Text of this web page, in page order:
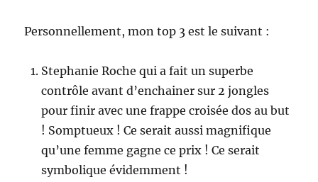
Personnellement, mon top 3 est le suivant :
Stephanie Roche qui a fait un superbe
contrôle avant d’enchainer sur 2 jongles
pour finir avec une frappe croisée dos au but
! Somptueux ! Ce serait aussi magnifique
qu’une femme gagne ce prix ! Ce serait
symbolique évidemment !